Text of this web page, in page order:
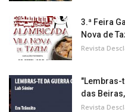
3.ª Feira
Nova de
Revista
"Lembras-
das
Revista